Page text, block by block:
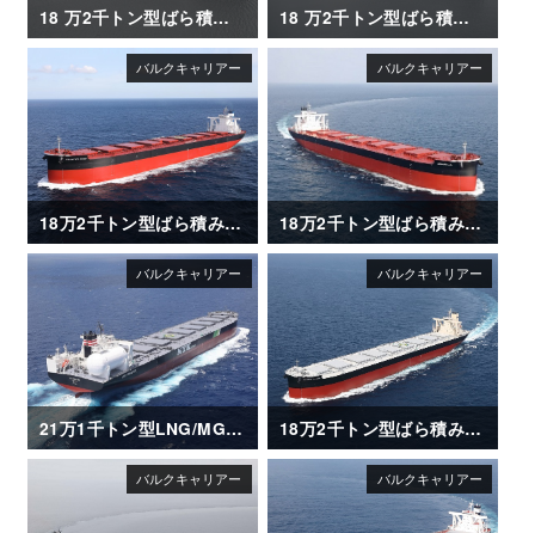
18 万2千トン型ばら積み運搬船「LIBERTY QUEEN」 18 万2千トン型ばら積み運搬船「VERITAS QUEEN」
18万2千トン型ばら積み運搬船「FRONTIER RINDO」 18万2千トン型ばら積み運搬船「AQUABELLA」
21万1千トン型LNG/MGO 二元燃料ばら積み運搬船「SG HORIZON」 18万2千トン型ばら積み運搬船「GLOBAL FUTURE」